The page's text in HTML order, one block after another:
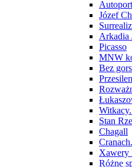
Józef
Arkadia
Picasso
MNW
Bez
Stan
Chagall
Xawery
Różne